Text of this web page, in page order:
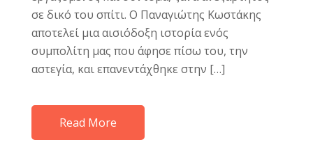
σε δικό του σπίτι. Ο Παναγιώτης Κωστάκης
αποτελεί μια αισιόδοξη ιστορία ενός
συμπολίτη μας που άφησε πίσω του, την
αστεγία, και επανεντάχθηκε στην […]
Read More